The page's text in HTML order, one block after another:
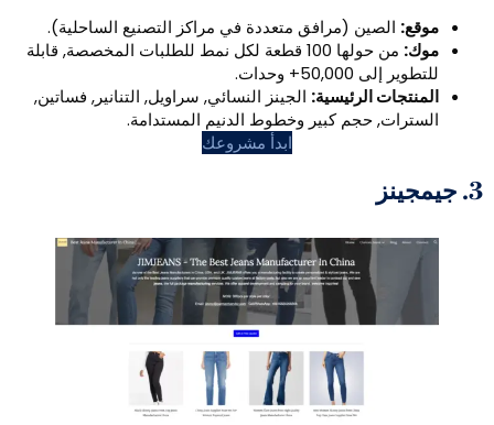
(مرافق متعددة في مراكز التصنيع الساحلية).
من حولها 100 قطعة لكل نمط للطلبات المخصصة, قابلة
الرئيسية:الجينز النسائي, سراويل, التنانير, فساتين,
حجم كبير وخطوط الدنيم المستدامة.